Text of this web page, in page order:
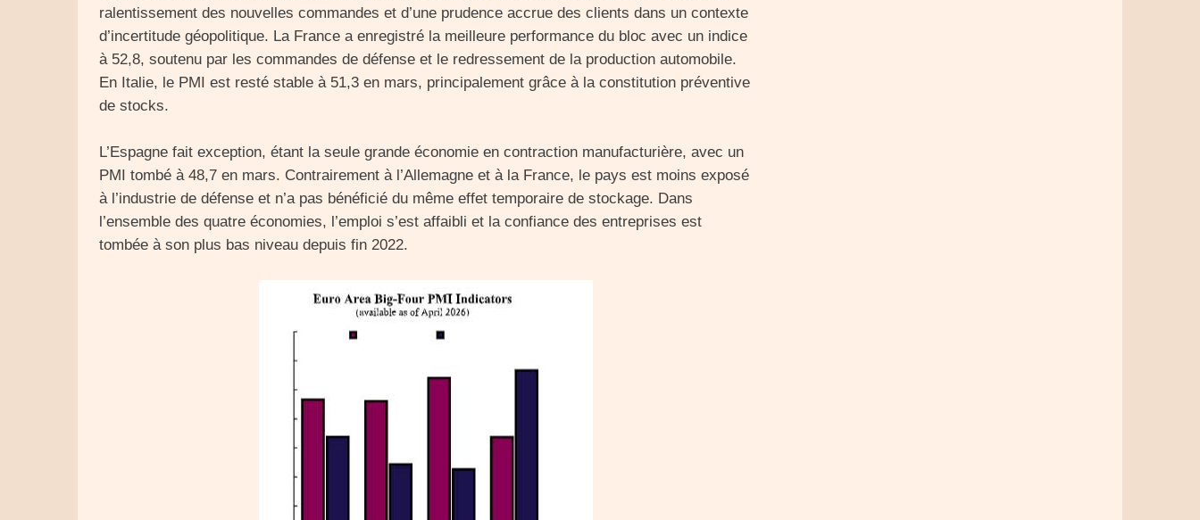
ralentissement des nouvelles commandes et d’une prudence accrue des clients dans un contexte
d’incertitude géopolitique. La France a enregistré la meilleure performance du bloc avec un indice
à 52,8, soutenu par les commandes de défense et le redressement de la production automobile.
En Italie, le PMI est resté stable à 51,3 en mars, principalement grâce à la constitution préventive
de stocks.
L’Espagne fait exception, étant la seule grande économie en contraction manufacturière, avec un
PMI tombé à 48,7 en mars. Contrairement à l’Allemagne et à la France, le pays est moins exposé
à l’industrie de défense et n’a pas bénéficié du même effet temporaire de stockage. Dans
l’ensemble des quatre économies, l’emploi s’est affaibli et la confiance des entreprises est
tombée à son plus bas niveau depuis fin 2022.